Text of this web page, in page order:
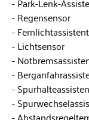
Regensensor
Fernlichtassistent
Lichtsensor